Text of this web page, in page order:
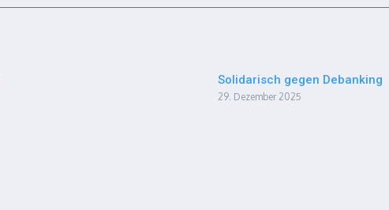
Solidarisch gegen Debanking
29. Dezember 2025